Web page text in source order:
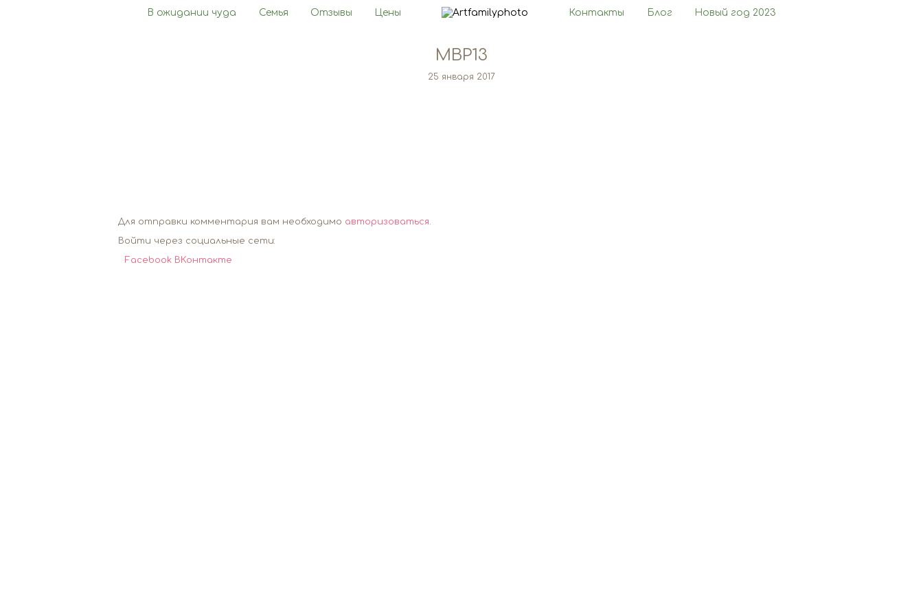
В ожидании чуда Семья Отзывы Цены Контакты Блог Новый год 2023
MBP13
25 января 2017
Для отправки комментария вам необходимо авторизоваться.
Войти через социальные сети:
Facebook ВКонтакте